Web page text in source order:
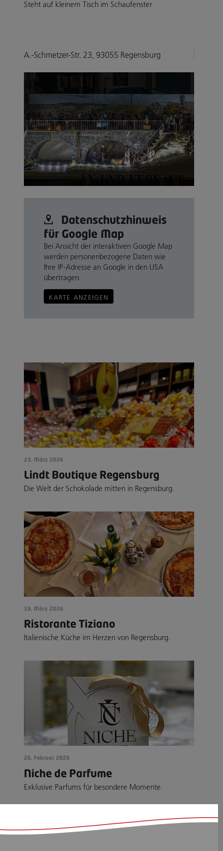
Steht auf kleinem Tisch im Schaufenster
A.-Schmetzer-Str. 23, 93055 Regensburg
Datenschutz­hinweis
für Google Map
Bei Ansicht der interaktiven Google Map
werden personenbezogene Daten wie
Ihre IP-Adresse an Google in den USA
übertragen.
KARTE ANZEIGEN
23. März 2026
Lindt Boutique Regensburg
Die Welt der Schokolade mitten in Regensburg.
19. März 2026
Ristorante Tiziano
Italienische Küche im Herzen von Regensburg.
26. Februar 2026
Niche de Parfume
Exklusive Parfums für besondere Momente.